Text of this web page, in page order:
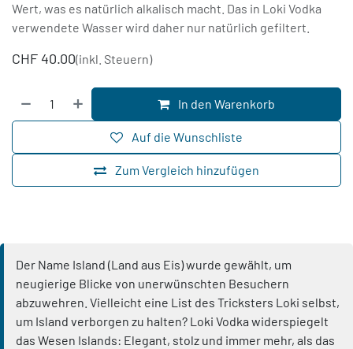
Wert, was es natürlich alkalisch macht. Das in Loki Vodka
verwendete Wasser wird daher nur natürlich gefiltert.
CHF 40.00(inkl. Steuern)
In den Warenkorb
Zum Vergleich hinzufügen
Auf die Wunschliste
Der Name Island (Land aus Eis) wurde gewählt, um
neugierige Blicke von unerwünschten Besuchern
abzuwehren. Vielleicht eine List des Tricksters Loki selbst,
um Island verborgen zu halten? Loki Vodka widerspiegelt
das Wesen Islands: Elegant, stolz und immer mehr, als das